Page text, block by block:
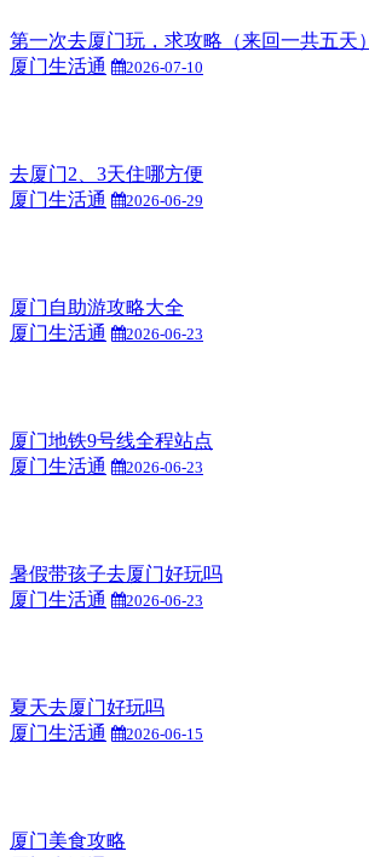
第一次去厦门玩，求攻略（来回一共五天）
厦门生活通
2026-07-10
去厦门2、3天住哪方便
厦门生活通
2026-06-29
厦门自助游攻略大全
厦门生活通
2026-06-23
厦门地铁9号线全程站点
厦门生活通
2026-06-23
暑假带孩子去厦门好玩吗
厦门生活通
2026-06-23
夏天去厦门好玩吗
厦门生活通
2026-06-15
厦门美食攻略